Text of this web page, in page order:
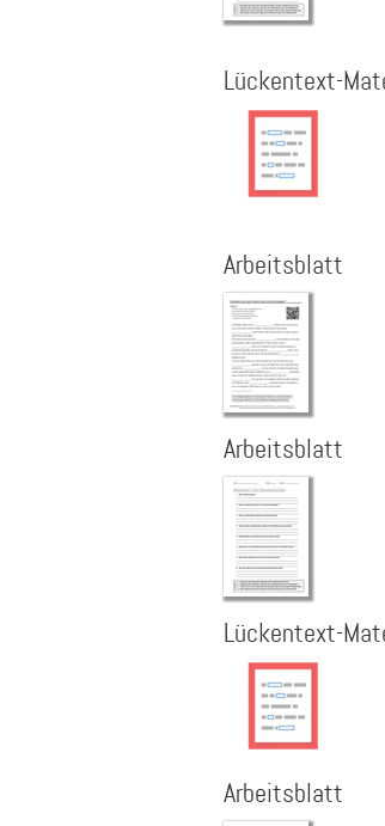
Lückentext-
Arbeitsblatt
Arbeitsblatt
Lückentext-
Arbeitsblatt